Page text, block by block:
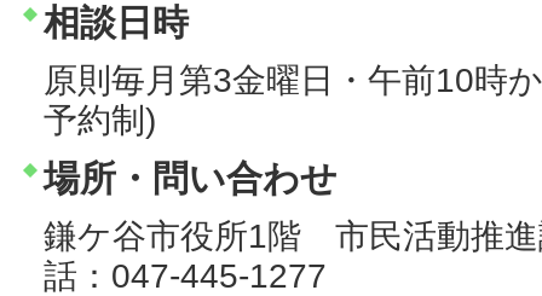
相談日時
原則毎月第3金曜日・午前10時
予約制)
場所・問い合わせ
鎌ケ谷市役所1階 市民活動推
話：047-445-1277